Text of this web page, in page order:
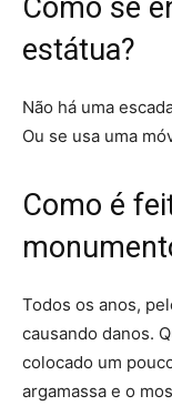
Como se
estátua?
Não há uma
Ou se usa uma
Como é
Todos os anos,
causando danos.
colocado um
argamassa e o